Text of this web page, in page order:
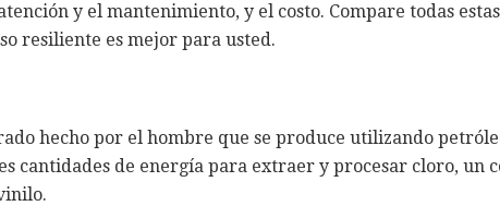
y el mantenimiento, y el costo. Compare todas
resiliente es mejor para usted.
hecho por el hombre que se produce utilizando
cantidades de energía para extraer y procesar cloro, un